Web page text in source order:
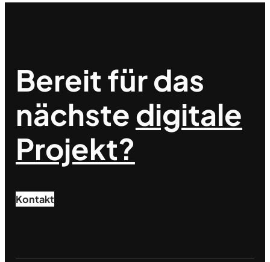
Bereit für das
nächstedigitale
Projekt?
Kontakt